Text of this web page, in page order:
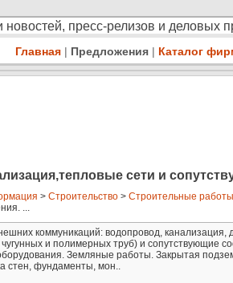
пресс-релизов и деловых
Главная | Предложения | Каталог
сети и
> Строительство > Строительные работы
...
коммуникаций: водопровод, канализация,
и полимерных труб) и
Земляные работы. Закрытая
стен, фундаменты, мон..